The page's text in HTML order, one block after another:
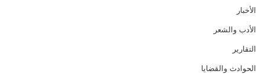
الأخبار
الأدب والشعر
التقارير
الحوادث والقضايا